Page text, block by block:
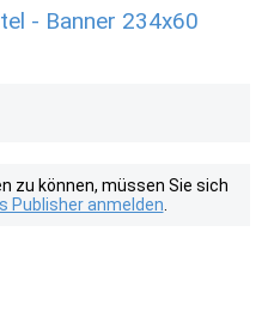
- Banner 234x60
zu können, müssen Sie sich
Publisher anmelden